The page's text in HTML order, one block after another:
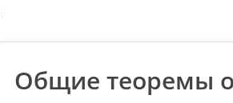
Общие теоремы